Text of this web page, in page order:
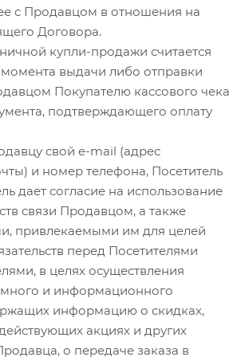
с Продавцом в отношения на
Договора.
купли-продажи считается
выдачи либо отправки
Покупателю кассового чека
подтверждающего оплату
свой e-mail (адрес
и номер телефона, Посетитель
дает согласие на использование
связи Продавцом, а также
привлекаемыми им для целей
перед Посетителями
в целях осуществления
и информационного
информацию о скидках,
акциях и других
о передаче заказа в